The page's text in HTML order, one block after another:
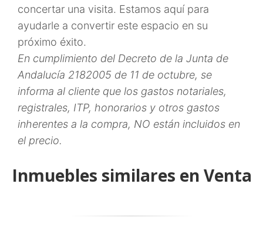
concertar una visita. Estamos aquí para
ayudarle a convertir este espacio en su
próximo éxito.
En cumplimiento del Decreto de la Junta de
Andalucía 2182005 de 11 de octubre, se
informa al cliente que los gastos notariales,
registrales, ITP, honorarios y otros gastos
inherentes a la compra, NO están incluidos en
el precio.
Inmuebles similares en Venta